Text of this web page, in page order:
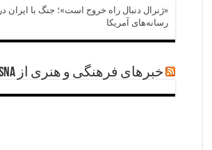
«ژنرال دنبال راه خروج است»؛ جنگ با ایران در
رسانه‌های آمریکا
خبرهای فرهنگی و هنری از ISNA